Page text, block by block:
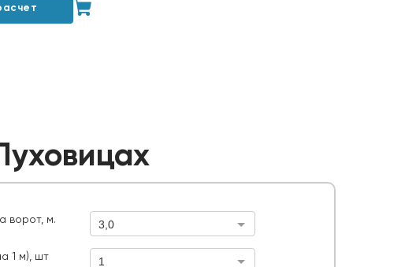
ворот, м. 3,0
1 м), шт 1